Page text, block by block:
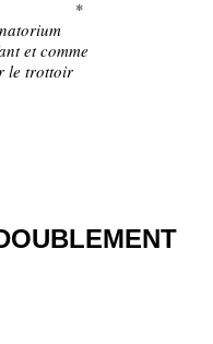
et comme
le trottoir